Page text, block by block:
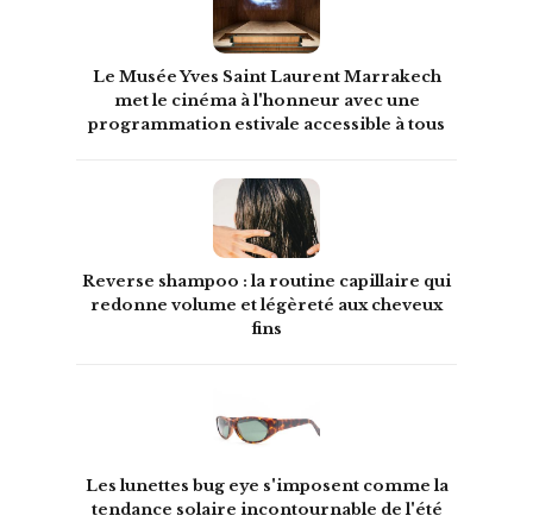
Le Musée Yves Saint Laurent Marrakech
met le cinéma à l'honneur avec une
programmation estivale accessible à tous
Reverse shampoo : la routine capillaire qui
redonne volume et légèreté aux cheveux
fins
Les lunettes bug eye s'imposent comme la
tendance solaire incontournable de l'été